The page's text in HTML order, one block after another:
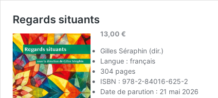
Regards situants
13,00 €
Gilles Séraphin (dir.)
Langue : français
304 pages
ISBN : 978-2-84016-625-2
Date de parution : 21 mai 2026